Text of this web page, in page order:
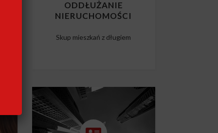
ODDŁUŻANIE
NIERUCHOMOŚCI
Skup mieszkań z długiem